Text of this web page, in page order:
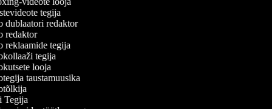
tegija
redaktor
tegija
tegija
looja
taustamuusika